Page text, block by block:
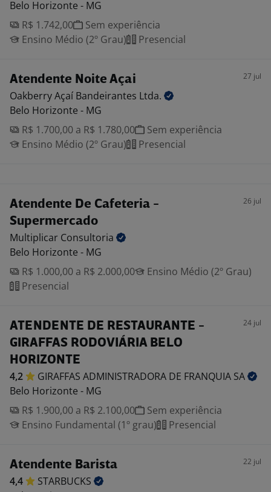
Belo Horizonte - MG
R$ 1.742,00
Sem experiência
Ensino Médio (2º Grau)
Presencial
Atendente Noite Açai 27 jul
Oakberry Açaí Bandeirantes Ltda.
Belo Horizonte - MG
R$ 1.700,00 a R$ 1.780,00
Sem experiência
Ensino Médio (2º Grau)
Presencial
Atendente De Cafeteria -
Supermercado
26 jul
Multiplicar Consultoria
Belo Horizonte - MG
R$ 1.000,00 a R$ 2.000,00
Ensino Médio (2º Grau)
Presencial
ATENDENTE DE RESTAURANTE -
GIRAFFAS RODOVIÁRIA BELO
HORIZONTE
24 jul
4,2 GIRAFFAS ADMINISTRADORA DE FRANQUIA SA
Belo Horizonte - MG
R$ 1.900,00 a R$ 2.100,00
Sem experiência
Ensino Fundamental (1º grau)
Presencial
Atendente Barista 22 jul
4,4
STARBUCKS